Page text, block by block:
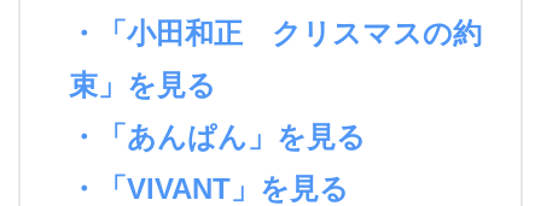
・「小田和正 クリスマスの約
束」を見る
・「あんぱん」を見る
・「VIVANT」を見る